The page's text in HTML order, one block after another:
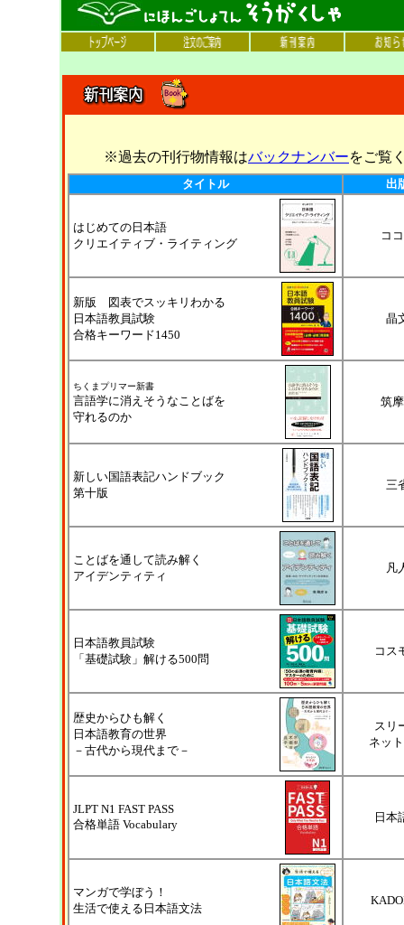
※過去の刊行物情報はバックナンバーをご覧
タイトル 出
はじめての日本語
クリエイティブ・ライティング
コ
新版 図表でスッキリわかる
日本語教員試験
合格キーワード1450
晶
ちくまプリマー新書
言語学に消えそうなことばを
守れるのか
筑
新しい国語表記ハンドブック
第十版
三
ことばを通して読み解く
アイデンティティ
凡
日本語教員試験
「基礎試験」解ける500問
コス
歴史からひも解く
日本語教育の世界
－古代から現代まで－
スリ
ネッ
JLPT N1 FAST PASS
合格単語 Vocabulary
日本
マンガで学ぼう！
生活で使える日本語文法